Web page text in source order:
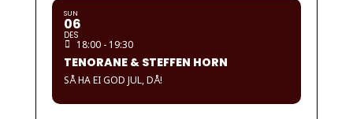
SUN
06
DES
18:00 - 19:30
TENORANE & STEFFEN HORN
SÅ HA EI GOD JUL, DÅ!